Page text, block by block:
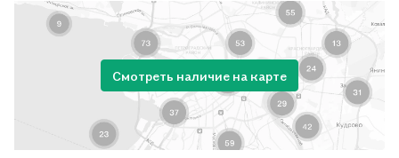
Смотреть наличие на карте